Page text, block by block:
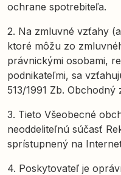
ochrane spotrebiteľa.
2. Na zmluvné vzťahy
ktoré môžu zo
právnickými osobami,
podnikateľmi, sa
513/1991 Zb.
3. Tieto Všeobecné
neoddeliteľnú súčasť
sprístupnený na
4. Poskytovateľ je